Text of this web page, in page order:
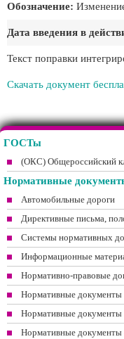
Обозначение:
Дата введения в
Текст поправки
Скачать документ
ГОСТы
(ОКС) Общероссийский
Нормативные
Автомобильные дороги
Директивные письма,
Системы нормативных
Информационные
Нормативно-правовые
Нормативные
Нормативные документы
Нормативные документы